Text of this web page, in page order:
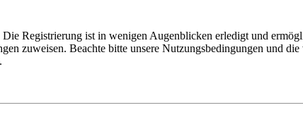
Registrierung ist in wenigen Augenblicken erledigt und
zuweisen. Beachte bitte unsere Nutzungsbedingungen und